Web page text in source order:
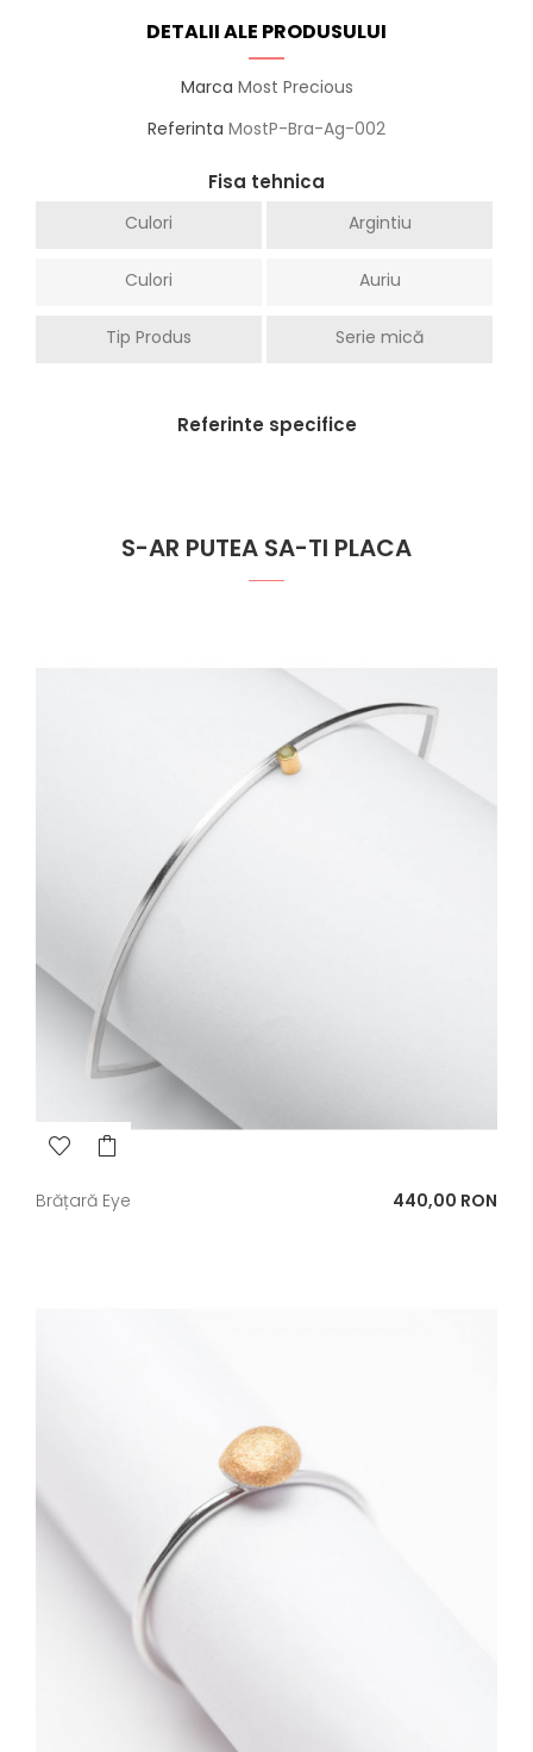
DETALII ALE PRODUSULUI
Marca Most Precious
Referinta MostP-Bra-Ag-002
Fisa tehnica
Culori Argintiu
Culori Auriu
Tip Produs Serie mică
Referinte specifice
S-AR PUTEA SA-TI PLACA
Brățară Eye Pret
440,00 RON